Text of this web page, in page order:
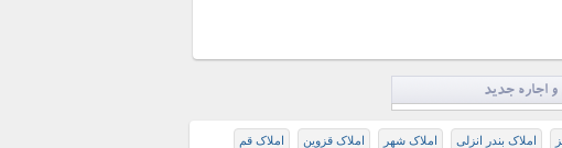
اجاره جدید
املاک بندر انزلی املاک شهر املاک قزوین املاک قم